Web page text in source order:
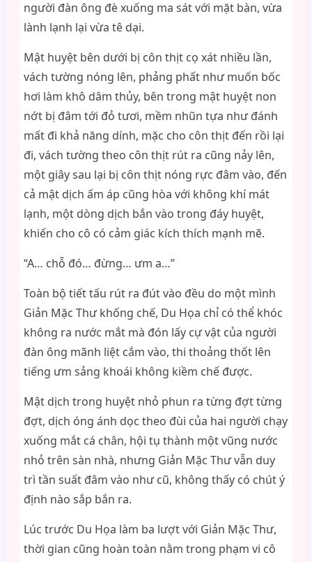
người đàn ông đè xuống ma sát với mặt bàn, vừa
lành lạnh lại vừa tê dại.
Mật huyệt bên dưới bị côn thịt cọ xát nhiều lần,
vách tường nóng lên, phảng phất như muốn bốc
hơi làm khô dâm thủy, bên trong mật huyệt non
nớt bị đâm tới đỏ tươi, mềm nhũn tựa như đánh
mất đi khả năng dính, mặc cho côn thịt đến rồi lại
đi, vách tường theo côn thịt rút ra cũng nảy lên,
một giây sau lại bị côn thịt nóng rực đâm vào, đến
cả mật dịch ấm áp cũng hòa với không khí mát
lạnh, một dòng dịch bắn vào trong đáy huyệt,
khiến cho cô có cảm giác kích thích mạnh mẽ.
“A… chỗ đó… đừng… ưm a…”
Toàn bộ tiết tấu rút ra đút vào đều do một mình
Giản Mặc Thư khống chế, Du Họa chỉ có thể khóc
không ra nước mắt mà đón lấy cự vật của người
đàn ông mãnh liệt cắm vào, thi thoảng thốt lên
tiếng ưm sảng khօái không kiềm chế được.
Mật dịch trong huyệt nhỏ phun ra từng đợt từng
đợt, dịch óng ánh dọc theo đùi của hai người chạy
xuống mắt cá chân, hội tụ thành một vũng nước
nhỏ trên sàn nhà, nhưng Giản Mặc Thư vẫn duy
trì tần suất đâm vào như cũ, không thấy có chút ý
định nào sắp bắn ra.
Lúc trước Du Họa làm ba lượt với Giản Mặc Thư,
thời gian cũng hoàn toàn nằm trong phạm vi cô